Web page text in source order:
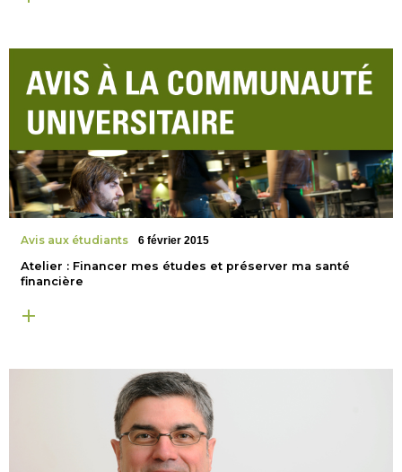
Avis aux étudiants 6 février 2015
Atelier : Financer mes études et préserver ma santé
financière